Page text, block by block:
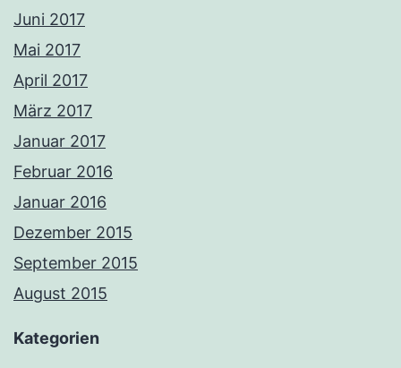
Juni 2017
Mai 2017
April 2017
März 2017
Januar 2017
Februar 2016
Januar 2016
Dezember 2015
September 2015
August 2015
Kategorien